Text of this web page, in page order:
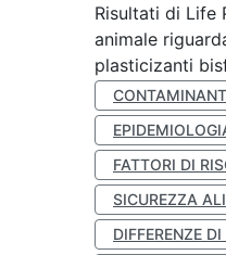
Risultati di Life
animale
plasticizanti
FATTORI DI
SICUREZZA
DIFFERENZE DI